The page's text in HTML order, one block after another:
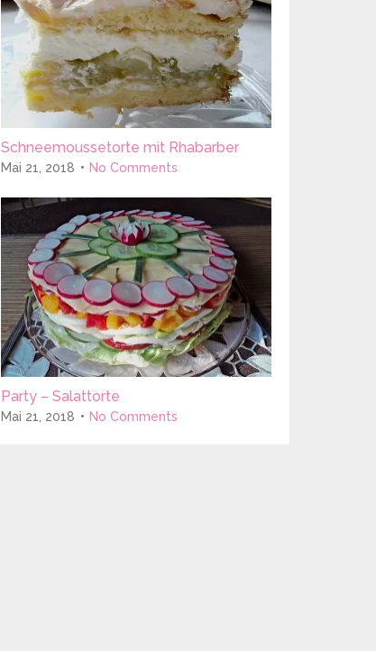
Schneemoussetorte mit Rhabarber
Mai 21, 2018 No Comments
Party – Salattorte
Mai 21, 2018 No Comments